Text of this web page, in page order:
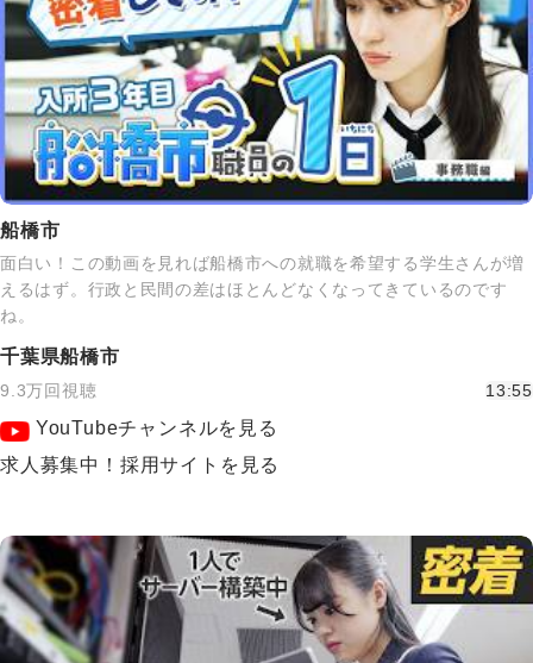
船橋市
面白い！この動画を見れば船橋市への就職を希望する学生さんが増
えるはず。行政と民間の差はほとんどなくなってきているのです
ね。
千葉県船橋市
9.3万回視聴 13:55
YouTubeチャンネルを見る
求人募集中！採用サイトを見る